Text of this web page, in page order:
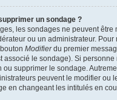
un sondage ?
les sondages ne peuvent être
ou un administrateur. Pour
Modifierdu premier
le sondage). Si personne
ou supprimer le sondage.
peuvent le modifier ou
en changeant les intitulés en